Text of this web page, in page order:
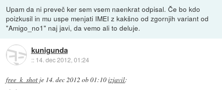
Upam da ni preveč ker sem vsem naenkrat odpisal. Če bo kdo
poizkusil in mu uspe menjati IMEI z kakšno od zgornjih variant od
"Amigo_no1" naj javi, da vemo ali to deluje.
kunigunda
:: 14. dec 2012, 01:24
free_k_shot je 14. dec 2012 ob 01:10izjavil: